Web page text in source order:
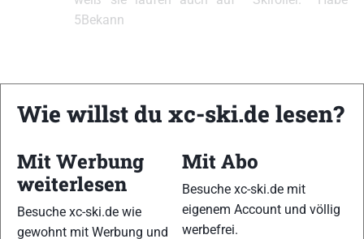
5Bekann
Teilnehmer
Stefan Eich #379212
Jürgen Prohaska
7. Juli 2025 um 20:32 Uhr
#379213
Wie willst du xc-ski.de lesen?
Mit Werbung
weiterlesen
Besuche xc-ski.de wie
gewohnt mit Werbung und
Mit Abo
Besuche xc-ski.de mit
eigenem Account und völlig
werbefrei.